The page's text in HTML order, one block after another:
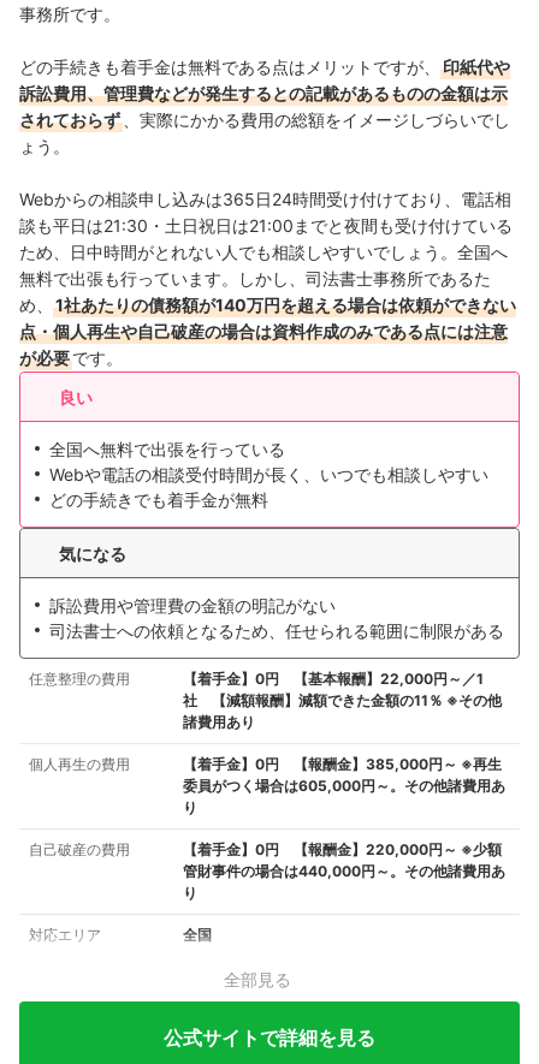
事務所です。
どの手続きも着手金は無料である点はメリットですが、
印紙代や
訴訟費用、管理費などが発生するとの記載があるものの金額は示
されておらず、実際にかかる費用の総額をイメージしづらいでし
ょう。
Webからの相談申し込みは365日24時間受け付けており、電話相
談も平日は21:30・土日祝日は21:00までと夜間も受け付けている
ため、日中時間がとれない人でも相談しやすいでしょう。全国へ
無料で出張も行っています。しかし、司法書士事務所であるた
め、
1社あたりの債務額が140万円を超える場合は依頼ができない
点・個人再生や自己破産の場合は資料作成のみである点には注意
が必要です。
良い
全国へ無料で出張を行っている
Webや電話の相談受付時間が長く、いつでも相談しやすい
どの手続きでも着手金が無料
気になる
訴訟費用や管理費の金額の明記がない
司法書士への依頼となるため、任せられる範囲に制限がある
任意整理の費用
【着手金】0円 【基本報酬】22,000円～／1
社 【減額報酬】減額できた金額の11％ ※その他
諸費用あり
個人再生の費用
【着手金】0円 【報酬金】385,000円～ ※再生
委員がつく場合は605,000円～。その他諸費用あ
り
自己破産の費用
【着手金】0円 【報酬金】220,000円～ ※少額
管財事件の場合は440,000円～。その他諸費用あ
り
対応エリア 全国
全部見る
公式サイトで詳細を見る